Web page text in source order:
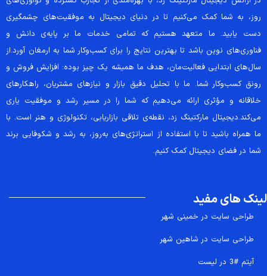
روز، به شما کمک می‌کنیم تا در دنیای دیجیتال به موفقیت‌های چشمگیری
دست یابید. ما متعهد هستیم که تمامی خدمات ما بر پایه‌ی دانش و
فناوری‌های نوین باشد تا بهترین نتایج را برای کسب‌وکار شما به ارمغان آورد.از
سال‌های ابتدایی فعالیت‌مان، هدف ما همیشه یک چیز بوده: افزایش فروش و
رونق کسب‌وکار شما. ما با تحلیل دقیق بازار و نیازهای مشتریان، راهکارهای
خلاقانه و مؤثری ارائه می‌دهیم که شما را در مسیر رشد و موفقیت یاری
می‌کند.دیجیتال مارکتینگ زد، نقطه‌ی تلاقی بازاریابی، تکنولوژی و هنر است. با
ما همراه باشید تا با استفاده از استراتژی‌های به‌روز، به رشد و شکوفایی برند
شما در فضای دیجیتال کمک کنیم.
لینک های مفید
طراحی سایت در خمینی شهر
طراحی سایت در شاهین شهر
آیتم #3 در لیست